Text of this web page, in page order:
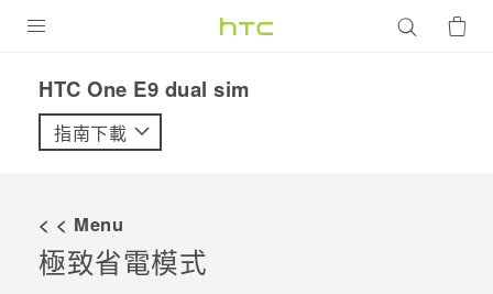
VIVE
配件
HTC One E9 dual sim‎
指南下載
< < Menu
極致省電模式